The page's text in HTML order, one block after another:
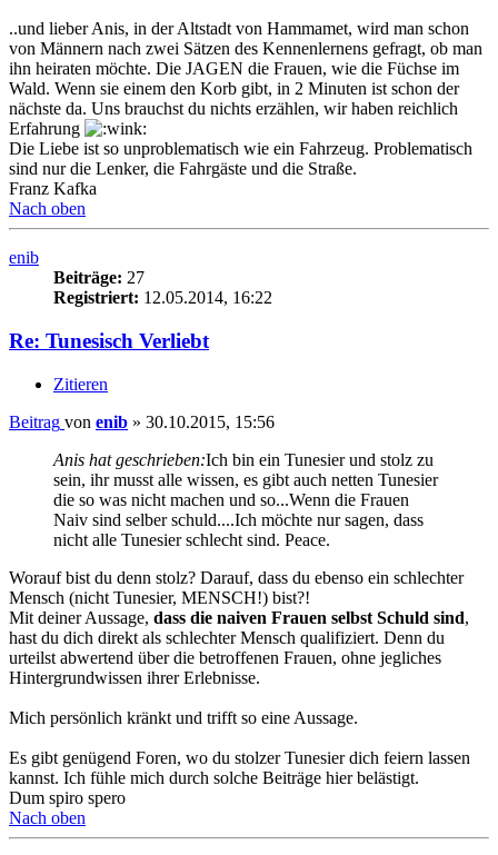
..und lieber Anis, in der Altstadt von Hammamet, wird man schon
von Männern nach zwei Sätzen des Kennenlernens gefragt, ob man
ihn heiraten möchte. Die JAGEN die Frauen, wie die Füchse im
Wald. Wenn sie einem den Korb gibt, in 2 Minuten ist schon der
nächste da. Uns brauchst du nichts erzählen, wir haben reichlich
Erfahrung
Die Liebe ist so unproblematisch wie ein Fahrzeug. Problematisch
sind nur die Lenker, die Fahrgäste und die Straße.
Franz Kafka
Nach oben
enib
Beiträge: 27
Registriert: 12.05.2014, 16:22
Re: Tunesisch Verliebt
Zitieren
Beitrag von enib » 30.10.2015, 15:56
Anis hat geschrieben:Ich bin ein Tunesier und stolz zu
sein, ihr musst alle wissen, es gibt auch netten Tunesier
die so was nicht machen und so...Wenn die Frauen
Naiv sind selber schuld....Ich möchte nur sagen, dass
nicht alle Tunesier schlecht sind. Peace.
Worauf bist du denn stolz? Darauf, dass du ebenso ein schlechter
Mensch (nicht Tunesier, MENSCH!) bist?!
Mit deiner Aussage, dass die naiven Frauen selbst Schuld sind,
hast du dich direkt als schlechter Mensch qualifiziert. Denn du
urteilst abwertend über die betroffenen Frauen, ohne jegliches
Hintergrundwissen ihrer Erlebnisse.
Mich persönlich kränkt und trifft so eine Aussage.
Es gibt genügend Foren, wo du stolzer Tunesier dich feiern lassen
kannst. Ich fühle mich durch solche Beiträge hier belästigt.
Dum spiro spero
Nach oben